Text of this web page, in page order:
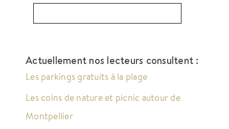
Actuellement nos lecteurs consultent :
Les parkings gratuits à la plage
Les coins de nature et picnic autour de
Montpellier